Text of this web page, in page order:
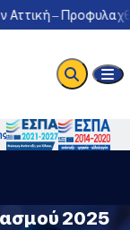
–
2025